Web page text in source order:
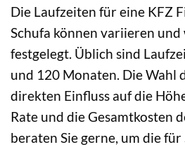
Die Laufzeiten für eine KFZ
Schufa können variieren
festgelegt. Üblich sind
und 120 Monaten. Die Wahl
direkten Einfluss auf die
Rate und die Gesamtkosten
beraten Sie gerne, um die für